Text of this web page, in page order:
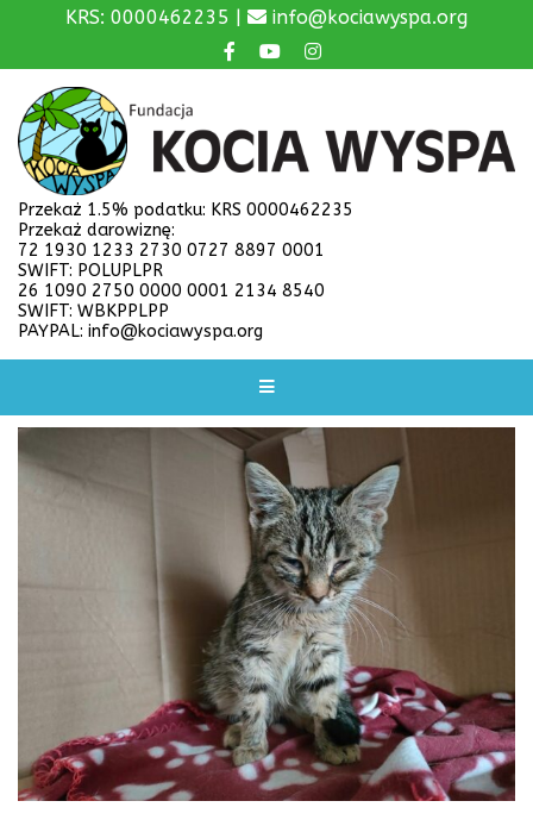
KRS: 0000462235 | info@kociawyspa.org
Przekaż 1.5% podatku: KRS 0000462235
Przekaż darowiznę:
72 1930 1233 2730 0727 8897 0001
SWIFT: POLUPLPR
26 1090 2750 0000 0001 2134 8540
SWIFT: WBKPPLPP
PAYPAL: info@kociawyspa.org